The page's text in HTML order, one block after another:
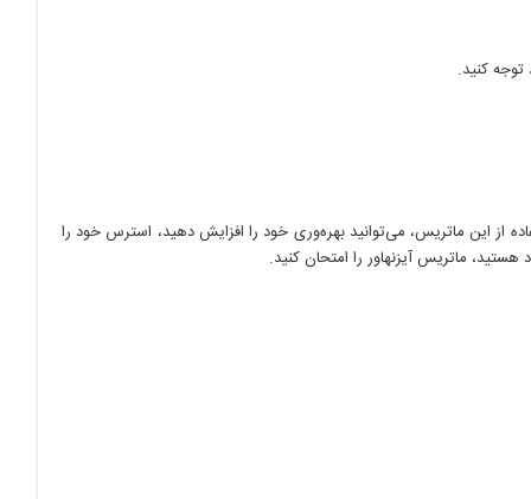
کنید.
از این ماتریس، می‌توانید بهره‌وری خود را افزایش دهید، استرس خود را
ماتریس آیزنهاور را امتحان کنید.